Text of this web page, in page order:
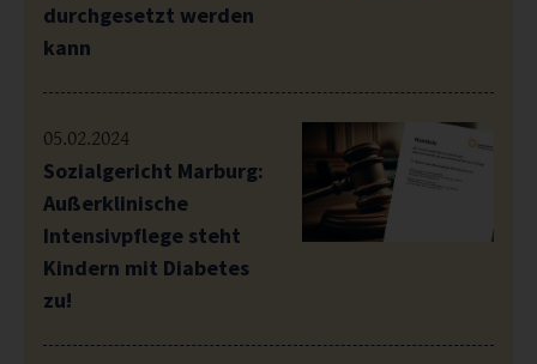
durchgesetzt werden
kann
05.02.2024
Sozialgericht Marburg:
Außerklinische
Intensivpflege steht
Kindern mit Diabetes
zu!